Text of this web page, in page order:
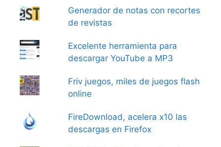
Generador de notas con recortes
de revistas
Excelente herramienta para
descargar YouTube a MP3
Friv juegos, miles de juegos flash
online
FireDownload, acelera x10 las
descargas en Firefox